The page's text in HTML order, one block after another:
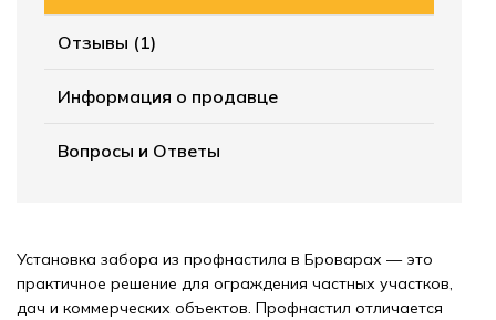
Отзывы (1)
Информация о продавце
Вопросы и Ответы
Установка забора из профнастила в Броварах — это
практичное решение для ограждения частных участков,
дач и коммерческих объектов. Профнастил отличается